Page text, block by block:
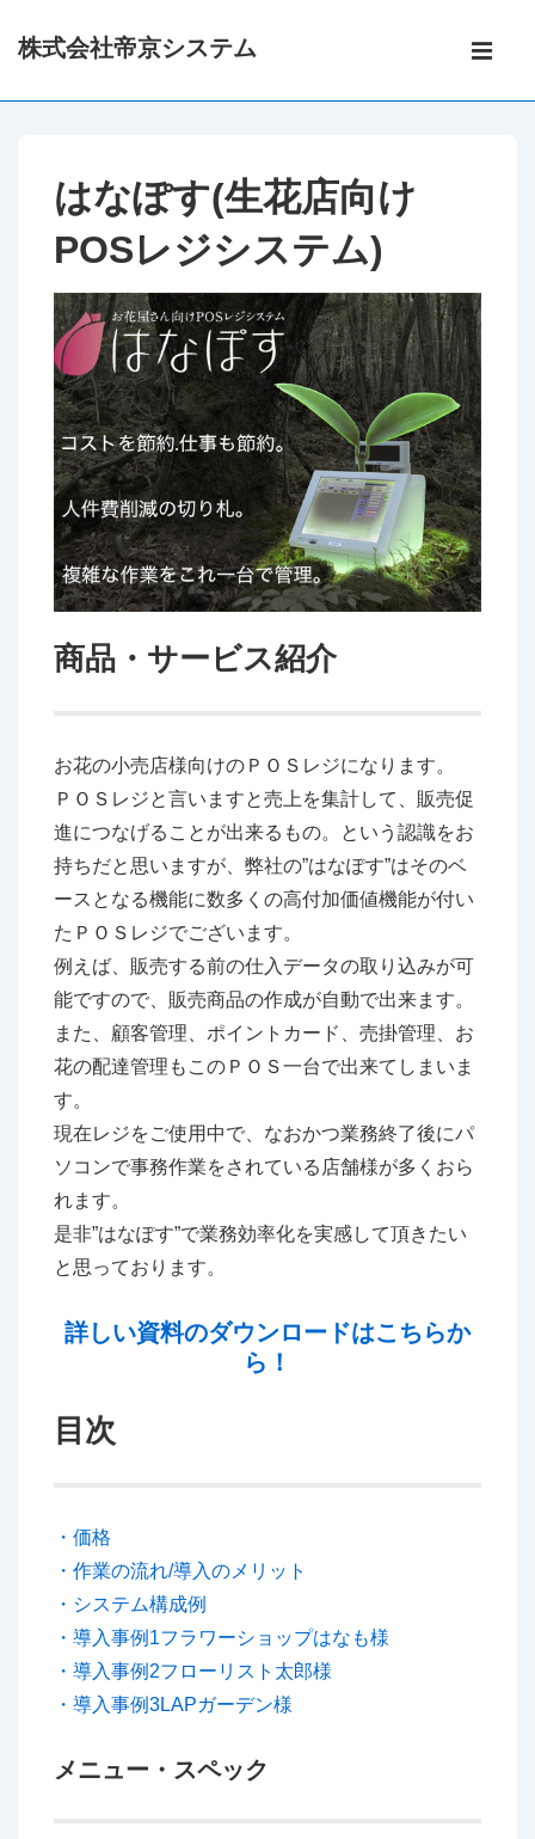
株式会社帝京システム
ン
ョ
ン
はなぽす(生花店向け
POSレジシステム)
商品・サービス紹介
お花の小売店様向けのＰＯＳレジになります。
ＰＯＳレジと言いますと売上を集計して、販売促
進につなげることが出来るもの。という認識をお
持ちだと思いますが、弊社の”はなぽす”はそのベ
ースとなる機能に数多くの高付加価値機能が付い
たＰＯＳレジでございます。
例えば、販売する前の仕入データの取り込みが可
能ですので、販売商品の作成が自動で出来ます。
また、顧客管理、ポイントカード、売掛管理、お
花の配達管理もこのＰＯＳ一台で出来てしまいま
す。
現在レジをご使用中で、なおかつ業務終了後にパ
ソコンで事務作業をされている店舗様が多くおら
れます。
是非”はなぽす”で業務効率化を実感して頂きたい
と思っております。
詳しい資料のダウンロードはこちらか
ら！
目次
・価格
・作業の流れ/導入のメリット
・システム構成例
・導入事例1フラワーショップはなも様
・導入事例2フローリスト太郎様
・導入事例3LAPガーデン様
メニュー・スペック